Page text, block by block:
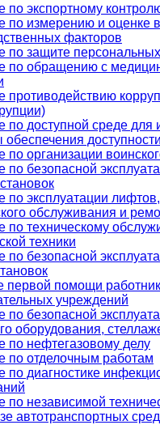
по экспортному
по измерению и оценке
факторов
по защите
по обращению с
противодействию
по доступной среде для
обеспечения
по организации
по безопасной
по эксплуатации
обслуживания и
по техническому
техники
по безопасной
первой помощи
учреждений
по безопасной
оборудования,
по нефтегазовому делу
по отделочным работам
по диагностике
по независимой
автотранспортных